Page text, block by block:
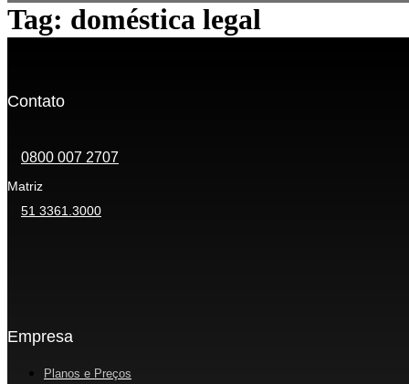
Tag: doméstica legal
Contato
0800 007 2707
Matriz
51 3361.3000
Empresa
Planos e Preços